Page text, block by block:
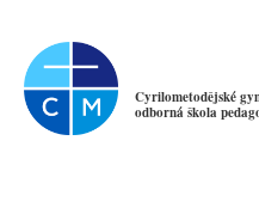
Cyrilometodějské
odborná škola